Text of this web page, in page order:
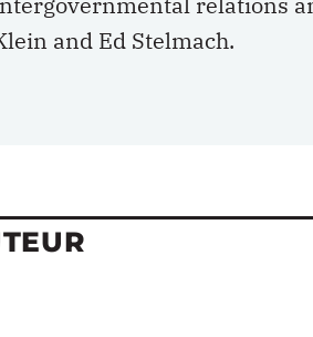
and Ed Stelmach.